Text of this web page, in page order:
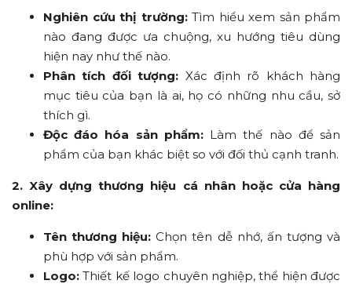
Nghiên cứu thị trường:Tìm hiểu xem sản phẩm
nào đang được ưa chuộng, xu hướng tiêu dùng
hiện nay như thế nào.
Phân tích đối tượng: Xác định rõ khách hàng
mục tiêu của bạn là ai, họ có những nhu cầu, sở
thích gì.
Độc đáo hóa sản phẩm:Làm thế nào để sản
phẩm của bạn khác biệt so với đối thủ cạnh tranh.
2. Xây dựng thương hiệu cá nhân hoặc cửa hàng
online:
Tên thương hiệu: Chọn tên dễ nhớ, ấn tượng và
phù hợp với sản phẩm.
Logo: Thiết kế logo chuyên nghiệp, thể hiện được